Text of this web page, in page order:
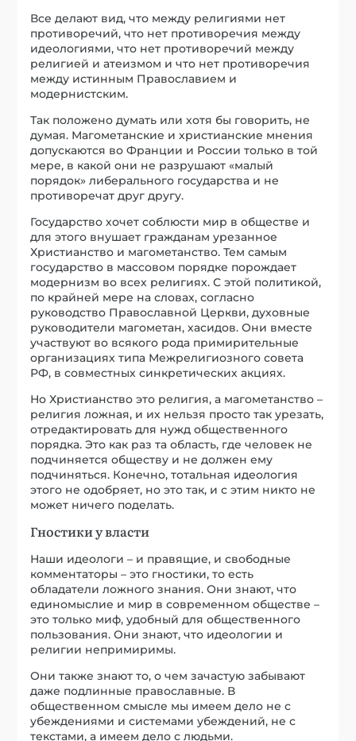
Все делают вид, что между религиями нет
противоречий, что нет противоречия между
идеологиями, что нет противоречий между
религией и атеизмом и что нет противоречия
между истинным Православием и
модернистским.
Так положено думать или хотя бы говорить, не
думая. Магометанские и христианские мнения
допускаются во Франции и России только в той
мере, в какой они не разрушают «малый
порядок» либерального государства и не
противоречат друг другу.
Государство хочет соблюсти мир в обществе и
для этого внушает гражданам урезанное
Христианство и магометанство. Тем самым
государство в массовом порядке порождает
модернизм во всех религиях. С этой политикой,
по крайней мере на словах, согласно
руководство Православной Церкви, духовные
руководители магометан, хасидов. Они вместе
участвуют во всякого рода примирительные
организациях типа Межрелигиозного совета
РФ, в совместных синкретических акциях.
Но Христианство это религия, а магометанство –
религия ложная, и их нельзя просто так урезать,
отредактировать для нужд общественного
порядка. Это как раз та область, где человек не
подчиняется обществу и не должен ему
подчиняться. Конечно, тотальная идеология
этого не одобряет, но это так, и с этим никто не
может ничего поделать.
Гностики у власти
Наши идеологи – и правящие, и свободные
комментаторы – это гностики, то есть
обладатели ложного знания. Они знают, что
единомыслие и мир в современном обществе –
это только миф, удобный для общественного
пользования. Они знают, что идеологии и
религии непримиримы.
Они также знают то, о чем зачастую забывают
даже подлинные православные. В
общественном смысле мы имеем дело не с
убеждениями и системами убеждений, не с
текстами, а имеем дело с людьми.